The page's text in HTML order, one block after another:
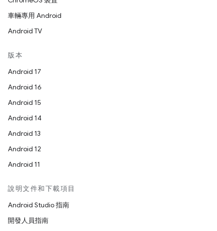
車輛專用 Android
Android TV
版本
Android 17
Android 16
Android 15
Android 14
Android 13
Android 12
Android 11
說明文件和下載項目
Android Studio 指南
開發人員指南